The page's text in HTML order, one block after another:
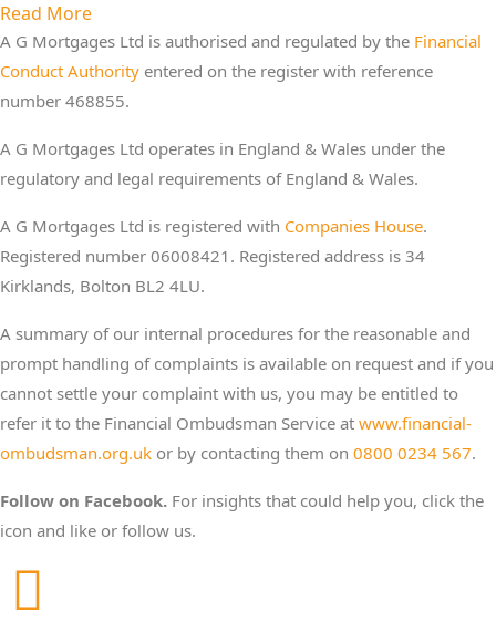
Read More
A G Mortgages Ltd is authorised and regulated by the Financial
Conduct Authority entered on the register with reference
number 468855.
A G Mortgages Ltd operates in England & Wales under the
regulatory and legal requirements of England & Wales.
A G Mortgages Ltd is registered with Companies House.
Registered number 06008421. Registered address is 34
Kirklands, Bolton BL2 4LU.
A summary of our internal procedures for the reasonable and
prompt handling of complaints is available on request and if you
cannot settle your complaint with us, you may be entitled to
refer it to the Financial Ombudsman Service at www.financial-
ombudsman.org.uk or by contacting them on 0800 0234 567.
Follow on Facebook. For insights that could help you, click the
icon and like or follow us.